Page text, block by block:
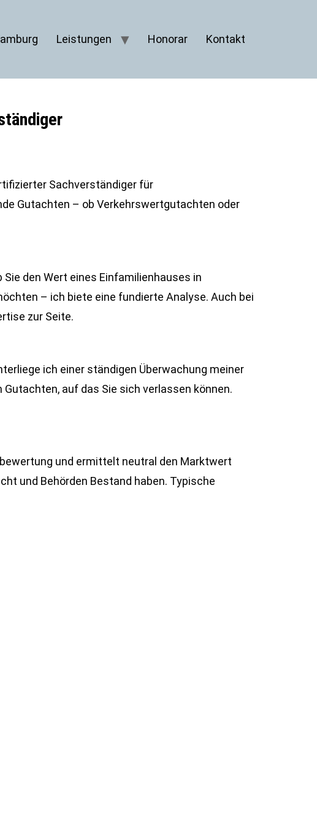
Leistungen Honorar Kontakt
Sachverständiger für
Gutachten – ob Verkehrswertgutachten oder
den Wert eines Einfamilienhauses in
– ich biete eine fundierte Analyse. Auch bei
zur Seite.
ich einer ständigen Überwachung meiner
auf das Sie sich verlassen können.
und ermittelt neutral den Marktwert
und Behörden Bestand haben. Typische